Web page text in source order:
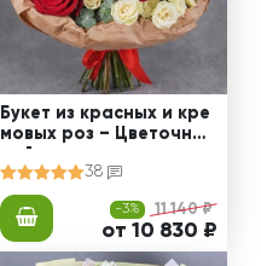
Букет из красных и кре
мовых роз – Цветочный
38
-3% 11 140 ₽
от 10 830 ₽